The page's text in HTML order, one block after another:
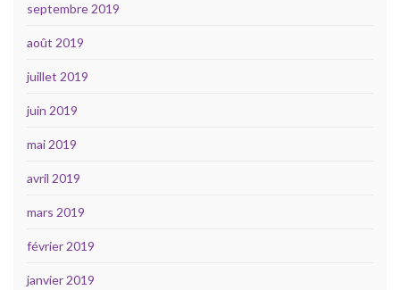
septembre 2019
août 2019
juillet 2019
juin 2019
mai 2019
avril 2019
mars 2019
février 2019
janvier 2019